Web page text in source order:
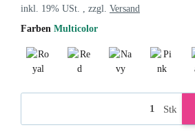
inkl. 19% USt. , zzgl. Versand
Farben Multicolor
Stk